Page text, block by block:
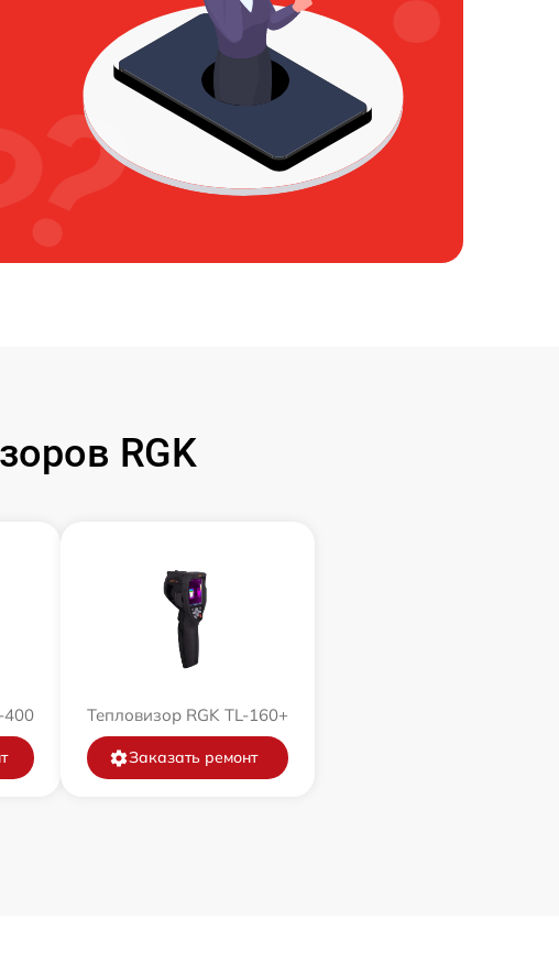
RGK
400 Тепловизор RGK TL-160+
Заказать ремонт